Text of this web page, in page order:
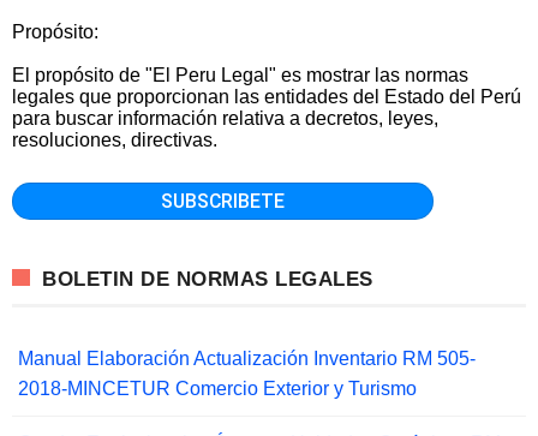
Propósito:
El propósito de "El Peru Legal" es mostrar las normas
legales que proporcionan las entidades del Estado del Perú
para buscar información relativa a decretos, leyes,
resoluciones, directivas.
BOLETIN DE NORMAS LEGALES
Manual Elaboración Actualización Inventario RM 505-
2018-MINCETUR Comercio Exterior y Turismo